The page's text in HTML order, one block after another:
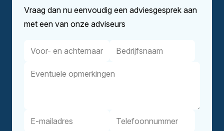
Vraag dan nu eenvoudig een adviesgesprek aan
met een van onze adviseurs
Voor-
achternaam
Bedrijfsnaam
Eventuele
E-
Telefoonnummer